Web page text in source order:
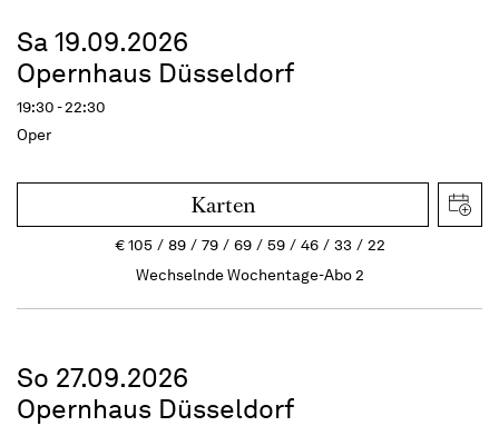
Sa 19.09.2026
Opernhaus Düsseldorf
19:30 - 22:30
Oper
Karten
€105 89 79 69 59 46 33
22
Wechselnde Wochentage-Abo 2
So 27.09.2026
Opernhaus Düsseldorf